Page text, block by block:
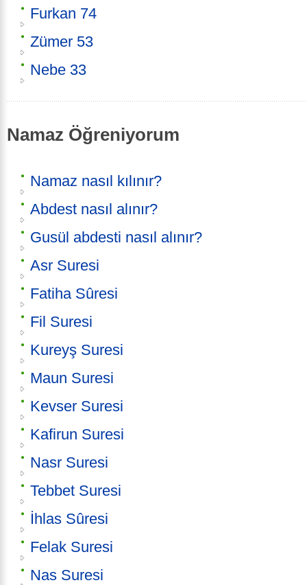
Furkan 74
Zümer 53
Nebe 33
Namaz Öğreniyorum
Namaz nasıl kılınır?
Abdest nasıl alınır?
Gusül abdesti nasıl alınır?
Asr Suresi
Fatiha Sûresi
Fil Suresi
Kureyş Suresi
Maun Suresi
Kevser Suresi
Kafirun Suresi
Nasr Suresi
Tebbet Suresi
İhlas Sûresi
Felak Suresi
Nas Suresi